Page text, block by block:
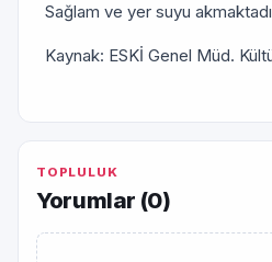
Sağlam ve yer suyu
Kaynak: ESKİ Genel Müd.
TOPLULUK
Yorumlar (0)